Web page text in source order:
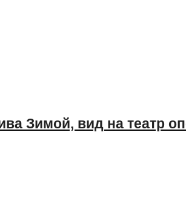
Зимой, вид на театр